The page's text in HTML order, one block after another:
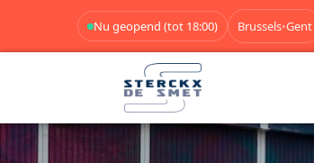
Nu geopend (tot 18:00) Brussels•Gent